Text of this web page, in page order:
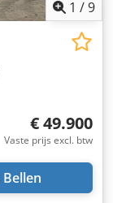
1 /9
€ 49.900
Vaste prijs excl. btw
Bellen